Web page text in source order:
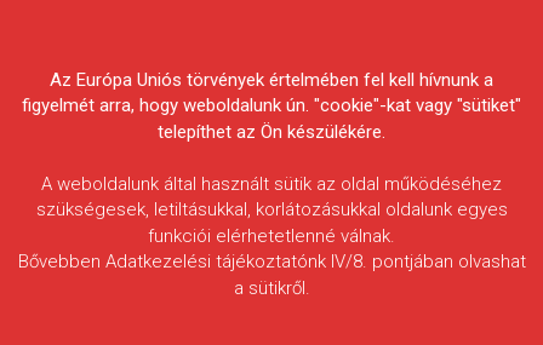
Egyesületek Szövetsége
Az Európa Uniós törvények értelmében fel kell hívnunk a
figyelmét arra, hogy weboldalunk ún. "cookie"-kat vagy "sütiket"
telepíthet az Ön készülékére.
A weboldalunk által használt sütik az oldal működéséhez
szükségesek, letiltásukkal, korlátozásukkal oldalunk egyes
funkciói elérhetetlenné válnak.
Bővebben Adatkezelési tájékoztatónk IV/8. pontjában olvashat
a sütikről.